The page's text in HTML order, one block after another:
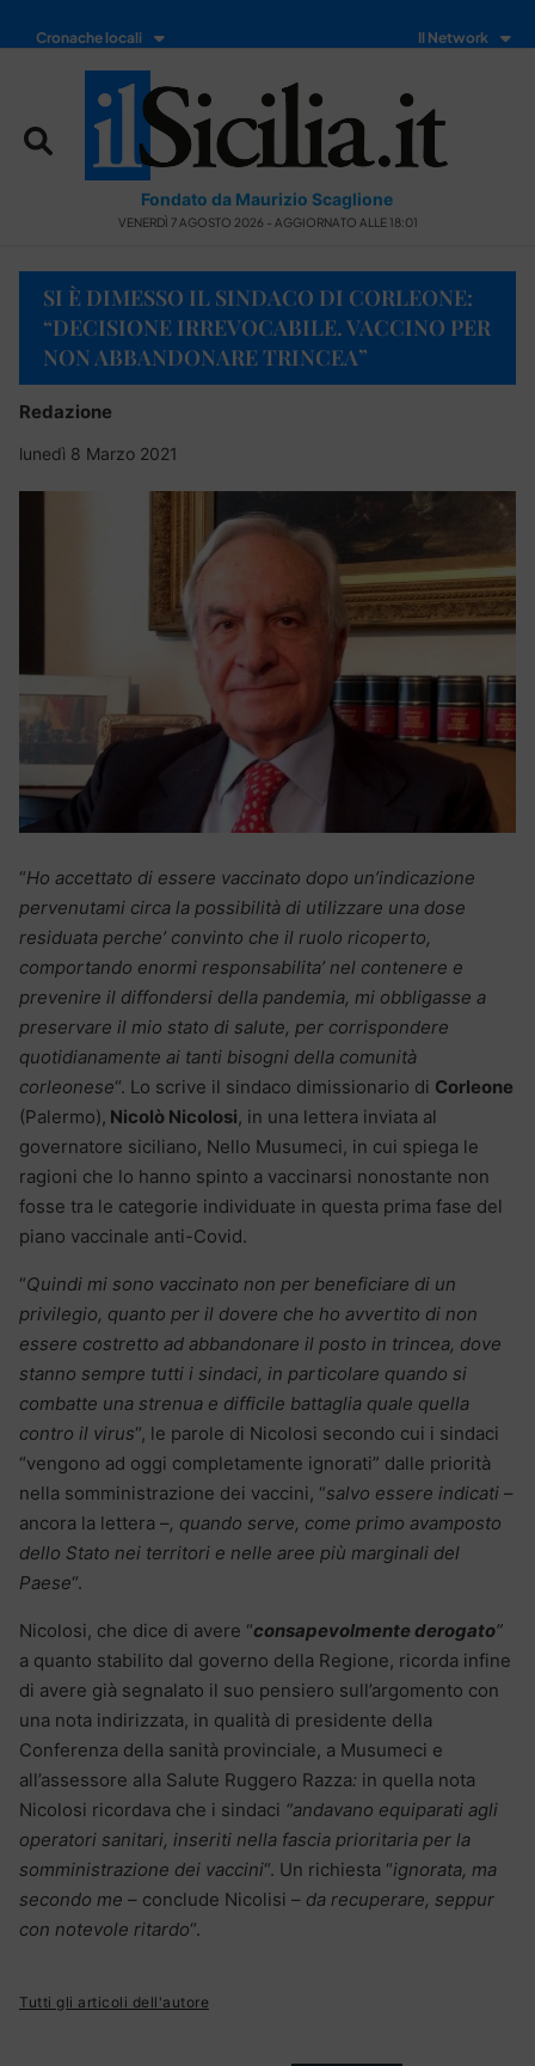
Cronache locali Il Network
Fondato da Maurizio Scaglione
VENERDÌ 7 AGOSTO 2026 - AGGIORNATO ALLE 18:01
SI È DIMESSO IL SINDACO DI CORLEONE:
“DECISIONE IRREVOCABILE. VACCINO PER
NON ABBANDONARE TRINCEA”
Redazione
lunedì 8 Marzo 2021
“Ho accettato di essere vaccinato dopo un’indicazione
pervenutami circa la possibilità di utilizzare una dose
residuata perche’ convinto che il ruolo ricoperto,
comportando enormi responsabilita’ nel contenere e
prevenire il diffondersi della pandemia, mi obbligasse a
preservare il mio stato di salute, per corrispondere
quotidianamente ai tanti bisogni della comunità
corleonese“. Lo scrive il sindaco dimissionario di Corleone
(Palermo), Nicolò Nicolosi, in una lettera inviata al
governatore siciliano, Nello Musumeci, in cui spiega le
ragioni che lo hanno spinto a vaccinarsi nonostante non
fosse tra le categorie individuate in questa prima fase del
piano vaccinale anti-Covid.
“Quindi mi sono vaccinato non per beneficiare di un
privilegio, quanto per il dovere che ho avvertito di non
essere costretto ad abbandonare il posto in trincea, dove
stanno sempre tutti i sindaci, in particolare quando si
combatte una strenua e difficile battaglia quale quella
contro il virus“, le parole di Nicolosi secondo cui i sindaci
“vengono ad oggi completamente ignorati” dalle priorità
nella somministrazione dei vaccini, “salvo essere indicati –
ancora la lettera –, quando serve, come primo avamposto
dello Stato nei territori e nelle aree più marginali del
Paese“.
Nicolosi, che dice di avere “consapevolmente derogato”
a quanto stabilito dal governo della Regione, ricorda infine
di avere già segnalato il suo pensiero sull’argomento con
una nota indirizzata, in qualità di presidente della
Conferenza della sanità provinciale, a Musumeci e
all’assessore alla Salute Ruggero Razza: in quella nota
Nicolosi ricordava che i sindaci “andavano equiparati agli
operatori sanitari, inseriti nella fascia prioritaria per la
somministrazione dei vaccini“. Un richiesta “ignorata, ma
secondo me – conclude Nicolisi – da recuperare, seppur
con notevole ritardo“.
Tutti gli articoli dell'autore